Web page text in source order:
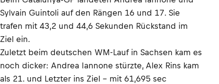
Sylvain Guintoli auf den Rängen 16 und 17. Sie
trafen mit 43,2 und 44,6 Sekunden Rückstand im
Ziel ein.
Zuletzt beim deutschen WM-Lauf in Sachsen kam es
noch dicker: Andrea Iannone stürzte, Alex Rins kam
als 21. und Letzter ins Ziel – mit 61,695 sec